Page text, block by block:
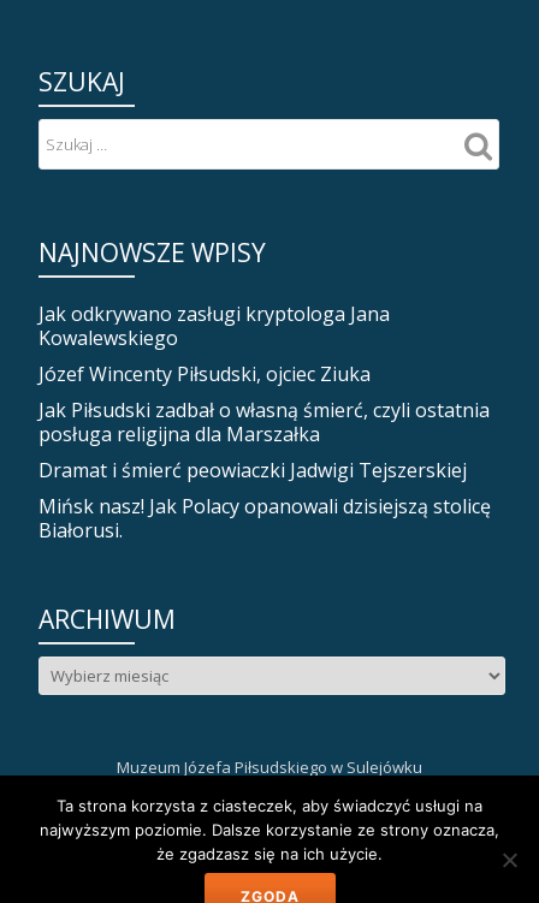
SZUKAJ
NAJNOWSZE WPISY
Jak odkrywano zasługi kryptologa Jana
Kowalewskiego
Józef Wincenty Piłsudski, ojciec Ziuka
Jak Piłsudski zadbał o własną śmierć, czyli ostatnia
posługa religijna dla Marszałka
Dramat i śmierć peowiaczki Jadwigi Tejszerskiej
Mińsk nasz! Jak Polacy opanowali dzisiejszą stolicę
Białorusi.
ARCHIWUM
Archiwum
Muzeum Józefa Piłsudskiego w Sulejówku
Drugie
menu
fa-
facebook
fa-
instagram
fa-
youtube
Llorix One Lite stworzone przez
Ta strona korzysta z ciasteczek, aby świadczyć usługi na
najwyższym poziomie. Dalsze korzystanie ze strony oznacza,
że zgadzasz się na ich użycie.
ZGODA